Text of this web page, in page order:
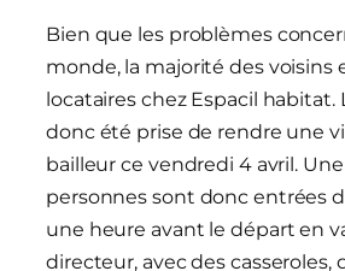
Bien que les problèmes
monde, la majorité des voisins
locataires chez Espacil habitat.
donc été prise de rendre une
bailleur ce vendredi 4 avril.
personnes sont donc entrées
une heure avant le départ en
directeur, avec des casseroles,